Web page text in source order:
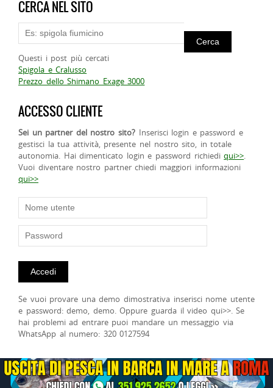
CERCA NEL SITO
Questi i post più cercati
Spigola e Cralusso
Prezzo dello Shimano Exage 3000
ACCESSO CLIENTE
Sei un partner del nostro sito? Inserisci login e password e
gestisci la tua attività, presente nel nostro sito, in totale
autonomia. Hai dimenticato login e password richiediqui>>.
Vuoi diventare nostro partner chiedi maggiori informazioni
qui>>
Se vuoi provare una demo dimostrativa inserisci nome utente
e password: demo, demo. Oppure guarda il video qui>>. Se
hai problemi ad entrare puoi mandare un messaggio via
WhatsApp al numero: 320 0127594